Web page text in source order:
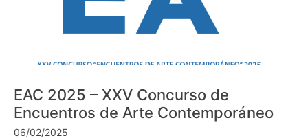
EAC 2025 – XXV Concurso de
Encuentros de Arte Contemporáneo
06/02/2025